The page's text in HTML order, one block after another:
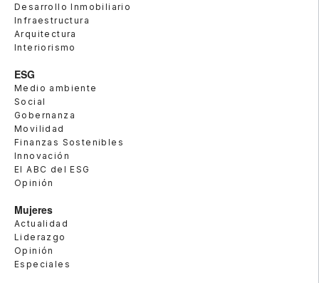
Desarrollo Inmobiliario
Infraestructura
Arquitectura
Interiorismo
ESG
Medio ambiente
Social
Gobernanza
Movilidad
Finanzas Sostenibles
Innovación
El ABC del ESG
Opinión
Mujeres
Actualidad
Liderazgo
Opinión
Especiales